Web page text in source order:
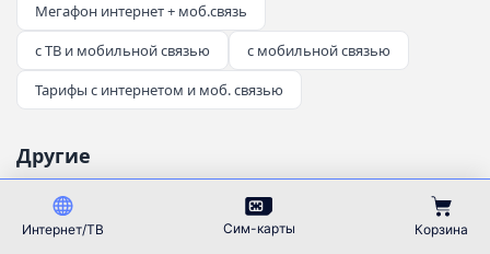
Мегафон интернет + моб.связь
с ТВ и мобильной связью
с мобильной связью
Тарифы с интернетом и моб. связью
Другие
дополнительные опции
для удаленной работы
Интернет/ТВ Сим-карты Корзина